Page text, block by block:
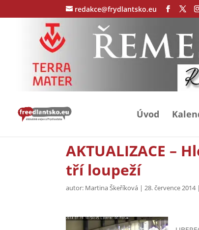
redakce@frydlantsko.eu
Úvod
AKTUALIZACE –
tří loupeží
autor: Martina Škeříková |28. července 2014